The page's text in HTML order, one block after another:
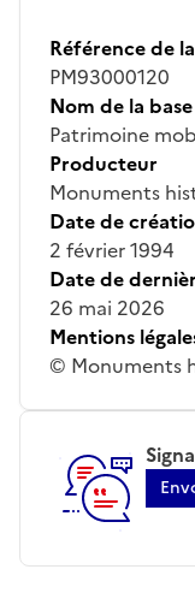
Référence de
PM93000120
Nom de la base
Patrimoine
Producteur
Monuments
Date de
2 février 1994
Date de
26 mai 2026
Mentions
© Monuments